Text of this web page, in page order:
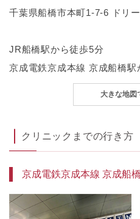
千葉県船橋市本町1-7-6 ドリ
JR船橋駅から徒歩5分
京成電鉄京成本線 京成船橋駅
大きな地図
クリニックまでの行き方
京成電鉄京成本線 京成船